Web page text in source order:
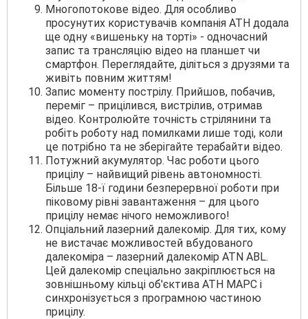
Многопотокове відео. Для особливо
просунутих користувачів компанія АТН додала
ще одну «вишеньку на торті» - одночасний
запис та трансляцію відео на планшет чи
смартфон. Переглядайте, діліться з друзями та
живіть повним життям!
Запис моменту пострілу. Прийшов, побачив,
переміг – прицілився, вистрілив, отримав
відео. Контролюйте точність стрілянини та
робіть роботу над помилками лише тоді, коли
це потрібно та не зберігайте терабайти відео.
Потужний акумулятор. Час роботи цього
прицілу – найвищий рівень автономності.
Більше 18-ї години безперервної роботи при
піковому рівні завантаження – для цього
прицілу немає нічого неможливого!
Опціальний лазерний далекомір. Для тих, кому
не вистачає можливостей вбудованого
далекоміра – лазерний далекомір ATN ABL.
Цей далекомір спеціально закріплюється на
зовнішньому кільці об'єктива АТН МАРС і
синхронізується з програмною частиною
прицілу.